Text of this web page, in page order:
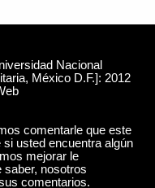
Nacional
México D.F.]: 2012
comentarle que este
usted encuentra algún
mejorar le
nosotros
comentarios.